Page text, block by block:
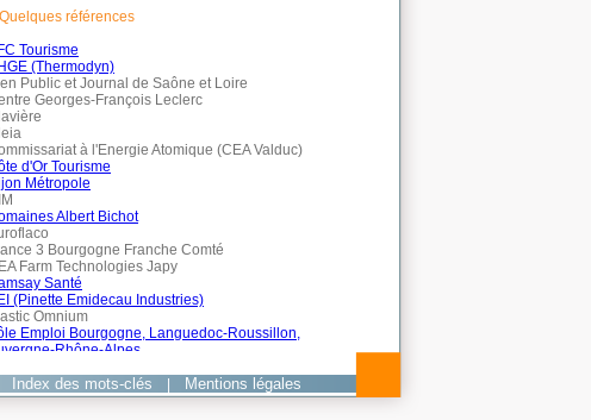
Index des mots-clés Mentions légales